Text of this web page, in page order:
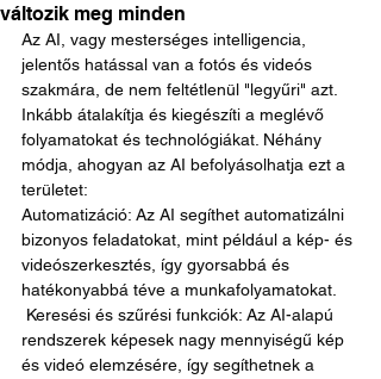
változik meg minden
Az AI, vagy mesterséges intelligencia,
jelentős hatással van a fotós és videós
szakmára, de nem feltétlenül "legyűri" azt.
Inkább átalakítja és kiegészíti a meglévő
folyamatokat és technológiákat. Néhány
módja, ahogyan az AI befolyásolhatja ezt a
területet:
Automatizáció: Az AI segíthet automatizálni
bizonyos feladatokat, mint például a kép- és
videószerkesztés, így gyorsabbá és
hatékonyabbá téve a munkafolyamatokat.
rendszerek képesek nagy mennyiségű kép
és videó elemzésére, így segíthetnek a